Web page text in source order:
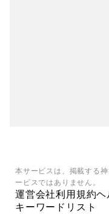
本サービスは、掲載する
ービスではありません。
運営会社利用規約ヘ
キーワードリスト